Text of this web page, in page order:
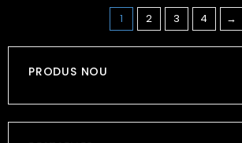
PRODUS NOU
1 2 3 4 →